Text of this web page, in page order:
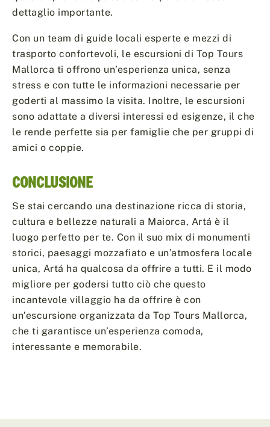
dettaglio importante.
Con un team di guide locali esperte e mezzi di
trasporto confortevoli, le escursioni di Top Tours
Mallorca ti offrono un’esperienza unica, senza
stress e con tutte le informazioni necessarie per
goderti al massimo la visita. Inoltre, le escursioni
sono adattate a diversi interessi ed esigenze, il che
le rende perfette sia per famiglie che per gruppi di
amici o coppie.
CONCLUSIONE
Se stai cercando una destinazione ricca di storia,
cultura e bellezze naturali a Maiorca, Artá è il
luogo perfetto per te. Con il suo mix di monumenti
storici, paesaggi mozzafiato e un’atmosfera locale
unica, Artá ha qualcosa da offrire a tutti. E il modo
migliore per godersi tutto ciò che questo
incantevole villaggio ha da offrire è con
un’escursione organizzata da Top Tours Mallorca,
che ti garantisce un’esperienza comoda,
interessante e memorabile.